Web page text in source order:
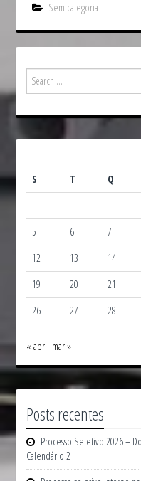
Sem categoria
S
T Q
5
6 7
12
13 14
19
20 21
26
27 28
« abr mar »
Posts recentes
Processo Seletivo 2026 –
Calendário 2